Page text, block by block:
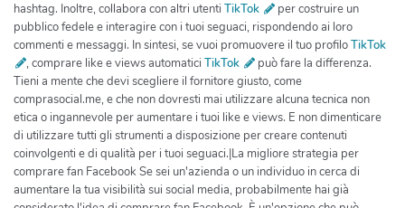
hashtag. Inoltre, collabora con altri utenti TikTok
per costruire un
pubblico fedele e interagire con i tuoi seguaci, rispondendo ai loro
commenti e messaggi. In sintesi, se vuoi promuovere il tuo profiloTikTok
, comprare like e views automatici TikTok può fare la differenza. Tieni a mente che devi scegliere il fornitore giusto, come comprasocial.me, e che non dovresti mai utilizzare alcuna tecnica non etica o ingannevole per aumentare i tuoi like e views. E non dimenticare di utilizzare tutti gli strumenti a disposizione per creare contenuti coinvolgenti e di qualità per i tuoi seguaci.|La migliore strategia per comprare fan Facebook Se sei un'azienda o un individuo in cerca di aumentare la tua visibilità sui social media, probabilmente hai già considerato l'idea di comprare fan Facebook. È un'opzione che può portare grandi benefici, ma solo se si sceglie la giusta strategia. Per prima cosa, è importante scegliere un provider affidabile per questo tipo di servizio. Ci sono molte aziende che offrono la possibilità di comprare fan Facebook, ma non tutte sono uguali. Scegliere il provider giusto può fare la differenza tra l'acquisizione di fan di qualità e l'acquisto di fan falsi che ti faranno ottenere solo un numero maggiore di "like" ma nessun ingaggio reale. Uno dei migliori provider sul mercato è Comprasocial.me. Questa azienda offre servizi di alta qualità e ha una forte reputazione, sapendosi adattare alle esigenze del cliente. Grazie alla vasta gamma di pacchetti di servizi, chiunque può trovare la soluzione perfetta per la propria attività. Ma quali sono le strategie migliori per comprare fan Facebook? Ecco alcuni consigli e suggerimenti per aiutarti a massimizzare i risultati: 1. Scegliere la quantità giusta di fan Molti provider offrono pacchetti con diverse quantità di fan. È importante scegliere quella giusta per la tua attività. Troppo pochi fan e potresti non ricevere abbastanza ingaggio troppo fan e potresti attirare attenzioni negative, come ad esempio da parte del team di Facebook che potrebbe pensare che li stai acquistando in modo fraudolento. La giusta quantità di fan dipenderà dalle tue esigenze e dalla tua attività specifica. 2. Ottieni fan attivi Assicurati che i fan che acquisti siano attivi, ovvero che commentano e mettono mi piace agli aggiornamenti. Ci sono aziende che vendono fan falsi, che non sono attivi e non hanno mai interagito con una pagina Facebook. Questi fan falsi non sostengono la tua attività e non aiutano a creare un rapporto con il pubblico. Con Comprasocial.me, questo non sarà un problema. 3. Scegli l'intervallo di tempo giusto Non acquistare tutti i tuoi fan in un solo giorno. Questo può sembrare sospetto e può attirare l'attenzione di Facebook o di altri social media. È meglio acquistare i tuoi fan in un periodo più lungo, ad esempio in un paio di settimane, in modo da sembrare più organico. 4. Fornisci contenuti di qualità Acquistare fan Facebook può portare traffico sulla tua pagina, ma è il contenuto della pagina a fare la differenza. Fornisci contenuti di qualità e utili, in modo che i fan siano più propensi ad interagire e a diventare clienti. In questo modo, non solo attirerai fan ma anche clienti potenziali. 5. Utilizza gli strumenti di pubblicità Facebook Facebook offre una serie di strumenti di pubblicità che possono aiutare ad aumentare la visibilità della tua attività a un pubblico specifico. Utilizzali in combinazione con l'acquisto di fan Facebook per ottenere i massimi risultati. In conclusione, comprare fan Facebook può aiutare a dare un boost alla tua attività sui social media. Ma è importante scegliere il provider giusto e utilizzare le giuste strategie per massimizzare i risultati. Comrasocial.me è il miglior sito per acquistare fan Facebook in modo sicuro e affidabile. Scegli il pacchetto ideale per la tua attività e goditi il successo sui social media!|Acquistare "mi piace" su Facebook può sembrare una scelta facile, ma in realtà richiede molta pianificazione e strategia. Anche se comprare mi piace Facebook potrebbe non essere visto come una scelta etica da alcune persone, c'è chi invece pensa che sia una scelta indispensabile per promuovere il proprio brand. Ecco alcuni consigli per scegliere il modo migliore per comprare mi piace Facebook. Primo consiglio: Scegli con cura il servizio da cui acquistare mi piace Facebook Ci sono molti venditori che offrono servizi per comprare mi piace Facebook e scegliere quello giusto può fare la differenza. Innanzitutto, assicurati di scegliere un venditore affidabile. Comprasocial.me, ad esempio, è un'ottima opzione. Ti offre l'opzione di comprare mi piace Facebook in modo sicuro e con una garanzia di rimborso. Secondo consiglio: Non comprare troppi mi piace in una sola volta Comprare un numero enorme di mi piace in una sola volta non è il modo migliore per far crescere il tuo account. Sei a rischio di essere segnalato da Facebook e potreste subire un blocco del profilo. Allo stesso tempo, non acquistare troppo poche volte perché potrebbe anche sembrare sospetto e il tuo account non otterrebbe nessun risultato. Terzo consiglio: Utilizza la giusta concentrazione di mi piace In realtà, non tutti i mi piace su Facebook sono uguali. Se si acquistano troppi mi piace provenienti dalla stessa area geografica, ipoteticamente Facebook potrebbe sospettare dell'affidablità del tuo account e potrebbe rimuovere i mi piace acquistati dal tuo account, causando di fatto una diminuzione artificiale della popolarità del tuo account. Quarto consiglio: Promuovi il tuo account in modo organico Anche se comprare mi piace è una buona tattica per far crescere il tuo account, non dimenticare di fare una promozione organica. La promozione organica è anche nota come "bocca a bocca" in cui, pubblicando post di qualità, le altre persone vedranno il tuo account e potrebbero condividere i tuoi post o seguirti. Questo è il modo migliore per far crescere il tuo account. Quinto consiglio: Usa i giusti hashtag per promuovere il tuo profilo Gli hashtag sono usati dagli utenti di Facebook per cercare informazioni in base ai loro interessi. Assicurati di utilizzare i giusti hashtag e considera anche di creare il tuo hashtag unico per promuovere il tuo account. Questo è un buon modo per far crescere il tuo account e aumentare la presenza online. Acquistare mi piace Facebook può essere il modo più efficace ed efficiente per far crescere il tuo account, ma ricorda di utilizzare solo venditori affidabili come comprasocial.me, non comprare troppe intenzioni in una sola volta, utilizzare varie zone geografiche e promuovere anche il tuo account in modo organico con l'uso di hashtag e pubblicando contenuti di qualità. Assicurati di seguire questi consigli per un acquisto di mi piace Facebook vincente e di successo.|La presenza sui social media è fondamentale per qualsiasi attività imprenditoriale. Facebook è sicuramente una delle piattaforme social più utilizzate al mondo, con oltre 2,8 miliardi di utenti attivi mensili. Ma come fare per far crescere la propria visibilità su Facebook e raggiungere il pubblico giusto? La risposta è semplice: comprare visualizzazioni Facebook. Comprare visualizzazioni Facebook è diventata una strategia sempre più popolare tra le aziende di tutto il mondo, in quanto è un modo rapido ed efficace per aumentare la visibilità del proprio marchio sul social network più popolare. Ma come scegliere la migliore strategia per comprare visualizzazioni Facebook? Innanzitutto, è importante scegliere un fornitore affidabile come comprasocial.me. Acquistare visualizzazioni da un fornitore poco affidabile potrebbe portare a una perdita di tempo e di denaro, senza ottenere i risultati desiderati. Comprasocial.me, d'altra parte, è un fornitore di servizi Facebook affidabile con un'esperienza decennale nel settore. Comprasocial.me offre diverse opzioni di pacchetti di visualizzazioni, ognuna delle quali è stata progettata per soddisfare le esigenze di ogni cliente. I pacchetti di visualizzazioni includono visualizzazioni video, visualizzazioni live e visualizzazioni post, e sono disponibili in diverse quantità. Si può scegliere il pacchetto che meglio si adatta alle proprie esigenze e al proprio budget. Ricorda, è importante scegliere un pacchetto che possa garantire un aumento significativo del numero di visualizzazioni. Inoltre, comprare visualizzazioni Facebook da comprasocial.me è sicuro e discreto. Il sito utilizza le più recenti tecnologie di crittografia per proteggere i dati personali dei clienti. Inoltre, l'acquisto di visualizzazioni da comprasocial.me non prevede alcun tipo di password o di accesso all'account Facebook dell'utente. Questa è una modalità molto sicura per acquistare visualizzazioni senza rischiare eventuali violazioni della privacy o dell'account Facebook. Acquistare visualizzazioni Facebook da comprasocial.me è un investimento molto conveniente. Il processo di acquisto è semplice e veloce, e i prezzi sono tra i più competitivi del mercato. Ma l'efficacia della strategia non dipende solo dal prezzo o dal fornitore, ma anche dalla qualità dei propri contenuti. Infatti, l'acquisto di visualizzazioni da comprasocial.me è solo la punta dell'iceberg. Per rendere questa strategia davvero efficace, si deve anche prestare attenzione alla qualità dei propri post, al contenuto dei video e così via. Infine, è importante ricordare che comprare visualizzazioni Facebook è solo una delle strategie per aumentare la visibilità del proprio marchio sul social network. Esistono altre strategie, come la pubblicità su Facebook e l'ottimizzazione dei contenuti, che possono aumentare ulteriormente la propria visibilità e la propria presenza online. In ogni caso, comprare visualizzazioni Facebook è un ottimo modo per aumentare la propria visibilità e accrescere la propria autorità sui social media. In conclusione, comprare visualizzazioni Facebook da un fornitore affidabile come comprasocial.me è sicuramente una delle migliori strategie per aumentare la visibilità del proprio marchio sul social network. Con prezzi competitivi e pacchetti personalizzati, comprasocial.me può aiutare qualsiasi azienda a raggiungere il pubblico giusto e a conquistare sempre più